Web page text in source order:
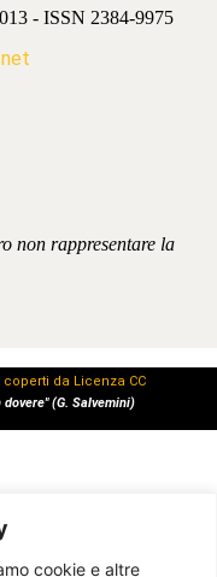
cookie e altre
- ISSN 2384-9975
non rappresentare la
coperti da Licenza CC
(G. Salvemini)